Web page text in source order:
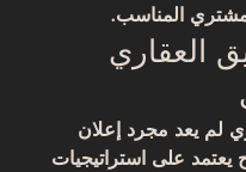
المناسب.
العقاري
لم يعد مجرد إعلان
على استراتيجيات